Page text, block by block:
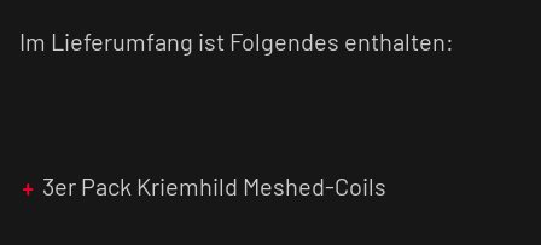
Im Lieferumfang ist Folgendes enthalten:
3er Pack Kriemhild Meshed-Coils